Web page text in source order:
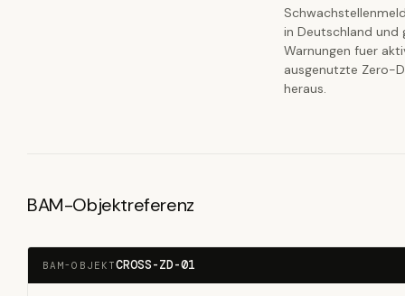
in Deutschland und
Warnungen fuer
ausgenutzte Zero-
heraus.
BAM-Objektreferenz
BAM-OBJEKTCROSS-ZD-01